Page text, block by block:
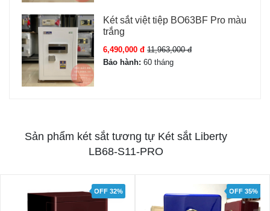
Két sắt việt tiệp BO63BF Pro màu
trắng
6,490,000 đ 11,963,000 đ
Bảo hành: 60 tháng
Sản phẩm két sắt tương tự Két sắt Liberty
LB68-S11-PRO
OFF 32% OFF 35%